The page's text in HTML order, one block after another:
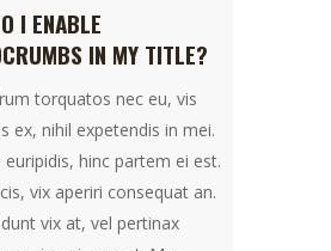
I ENABLE
IN MY TITLE?
torquatos nec eu, vis
ex, nihil expetendis in mei.
hinc partem ei est.
vix aperiri consequat an.
vix at, vel pertinax